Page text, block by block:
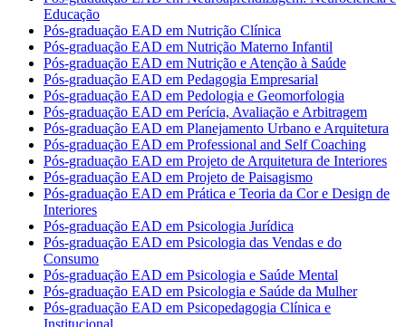
Educação
Pós-graduação EAD em Nutrição Clínica
Pós-graduação EAD em Nutrição Materno Infantil
Pós-graduação EAD em Nutrição e Atenção à Saúde
Pós-graduação EAD em Pedagogia Empresarial
Pós-graduação EAD em Pedologia e Geomorfologia
Pós-graduação EAD em Perícia, Avaliação e Arbitragem
Pós-graduação EAD em Planejamento Urbano e Arquitetura
Pós-graduação EAD em Professional and Self Coaching
Pós-graduação EAD em Projeto de Arquitetura de Interiores
Pós-graduação EAD em Projeto de Paisagismo
Pós-graduação EAD em Prática e Teoria da Cor e Design de
Interiores
Pós-graduação EAD em Psicologia Jurídica
Pós-graduação EAD em Psicologia das Vendas e do
Consumo
Pós-graduação EAD em Psicologia e Saúde Mental
Pós-graduação EAD em Psicologia e Saúde da Mulher
Pós-graduação EAD em Psicopedagogia Clínica e